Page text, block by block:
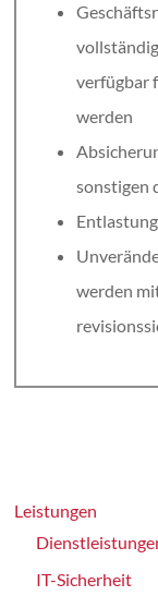
verfügbar
werden
sonstigen
werden
Leistungen
IT-Sicherheit